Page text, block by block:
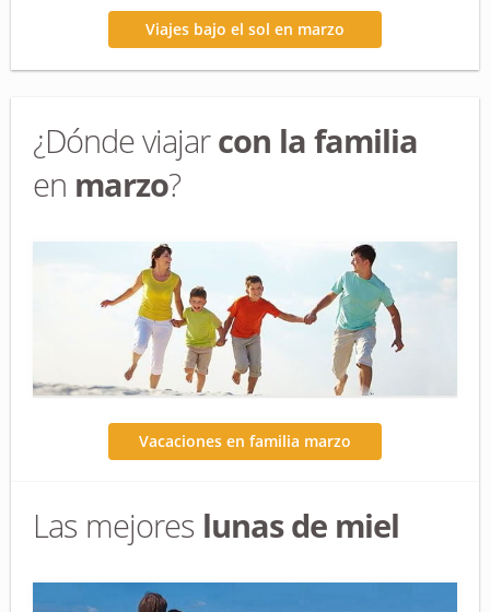
Viajes bajo el sol en marzo
¿Dónde viajarcon la familia
en marzo?
Vacaciones en familia marzo
Las mejores lunas de miel